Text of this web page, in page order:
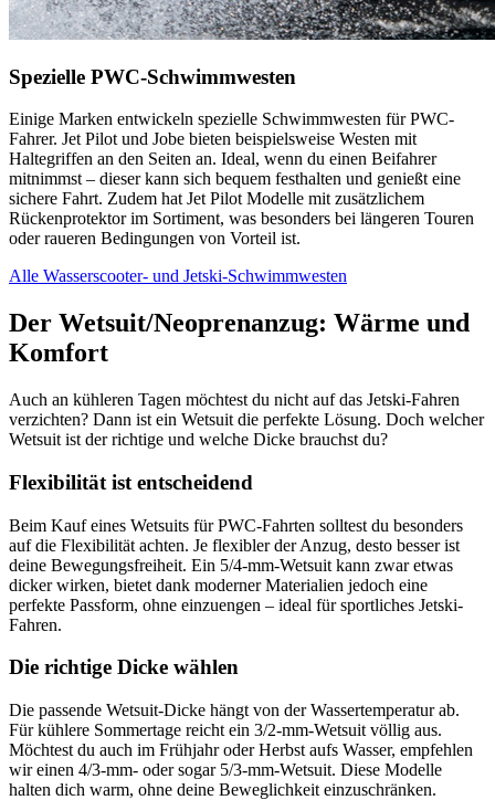
Spezielle PWC-Schwimmwesten
Einige Marken entwickeln spezielle Schwimmwesten für PWC-
Fahrer. Jet Pilot und Jobe bieten beispielsweise Westen mit
Haltegriffen an den Seiten an. Ideal, wenn du einen Beifahrer
mitnimmst – dieser kann sich bequem festhalten und genießt eine
sichere Fahrt. Zudem hat Jet Pilot Modelle mit zusätzlichem
Rückenprotektor im Sortiment, was besonders bei längeren Touren
oder raueren Bedingungen von Vorteil ist.
Alle Wasserscooter- und Jetski-Schwimmwesten
Der Wetsuit/Neoprenanzug: Wärme und
Komfort
Auch an kühleren Tagen möchtest du nicht auf das Jetski-Fahren
verzichten? Dann ist ein Wetsuit die perfekte Lösung. Doch welcher
Wetsuit ist der richtige und welche Dicke brauchst du?
Flexibilität ist entscheidend
Beim Kauf eines Wetsuits für PWC-Fahrten solltest du besonders
auf die Flexibilität achten. Je flexibler der Anzug, desto besser ist
deine Bewegungsfreiheit. Ein 5/4-mm-Wetsuit kann zwar etwas
dicker wirken, bietet dank moderner Materialien jedoch eine
perfekte Passform, ohne einzuengen – ideal für sportliches Jetski-
Fahren.
Die richtige Dicke wählen
Die passende Wetsuit-Dicke hängt von der Wassertemperatur ab.
Für kühlere Sommertage reicht ein 3/2-mm-Wetsuit völlig aus.
Möchtest du auch im Frühjahr oder Herbst aufs Wasser, empfehlen
wir einen 4/3-mm- oder sogar 5/3-mm-Wetsuit. Diese Modelle
halten dich warm, ohne deine Beweglichkeit einzuschränken.